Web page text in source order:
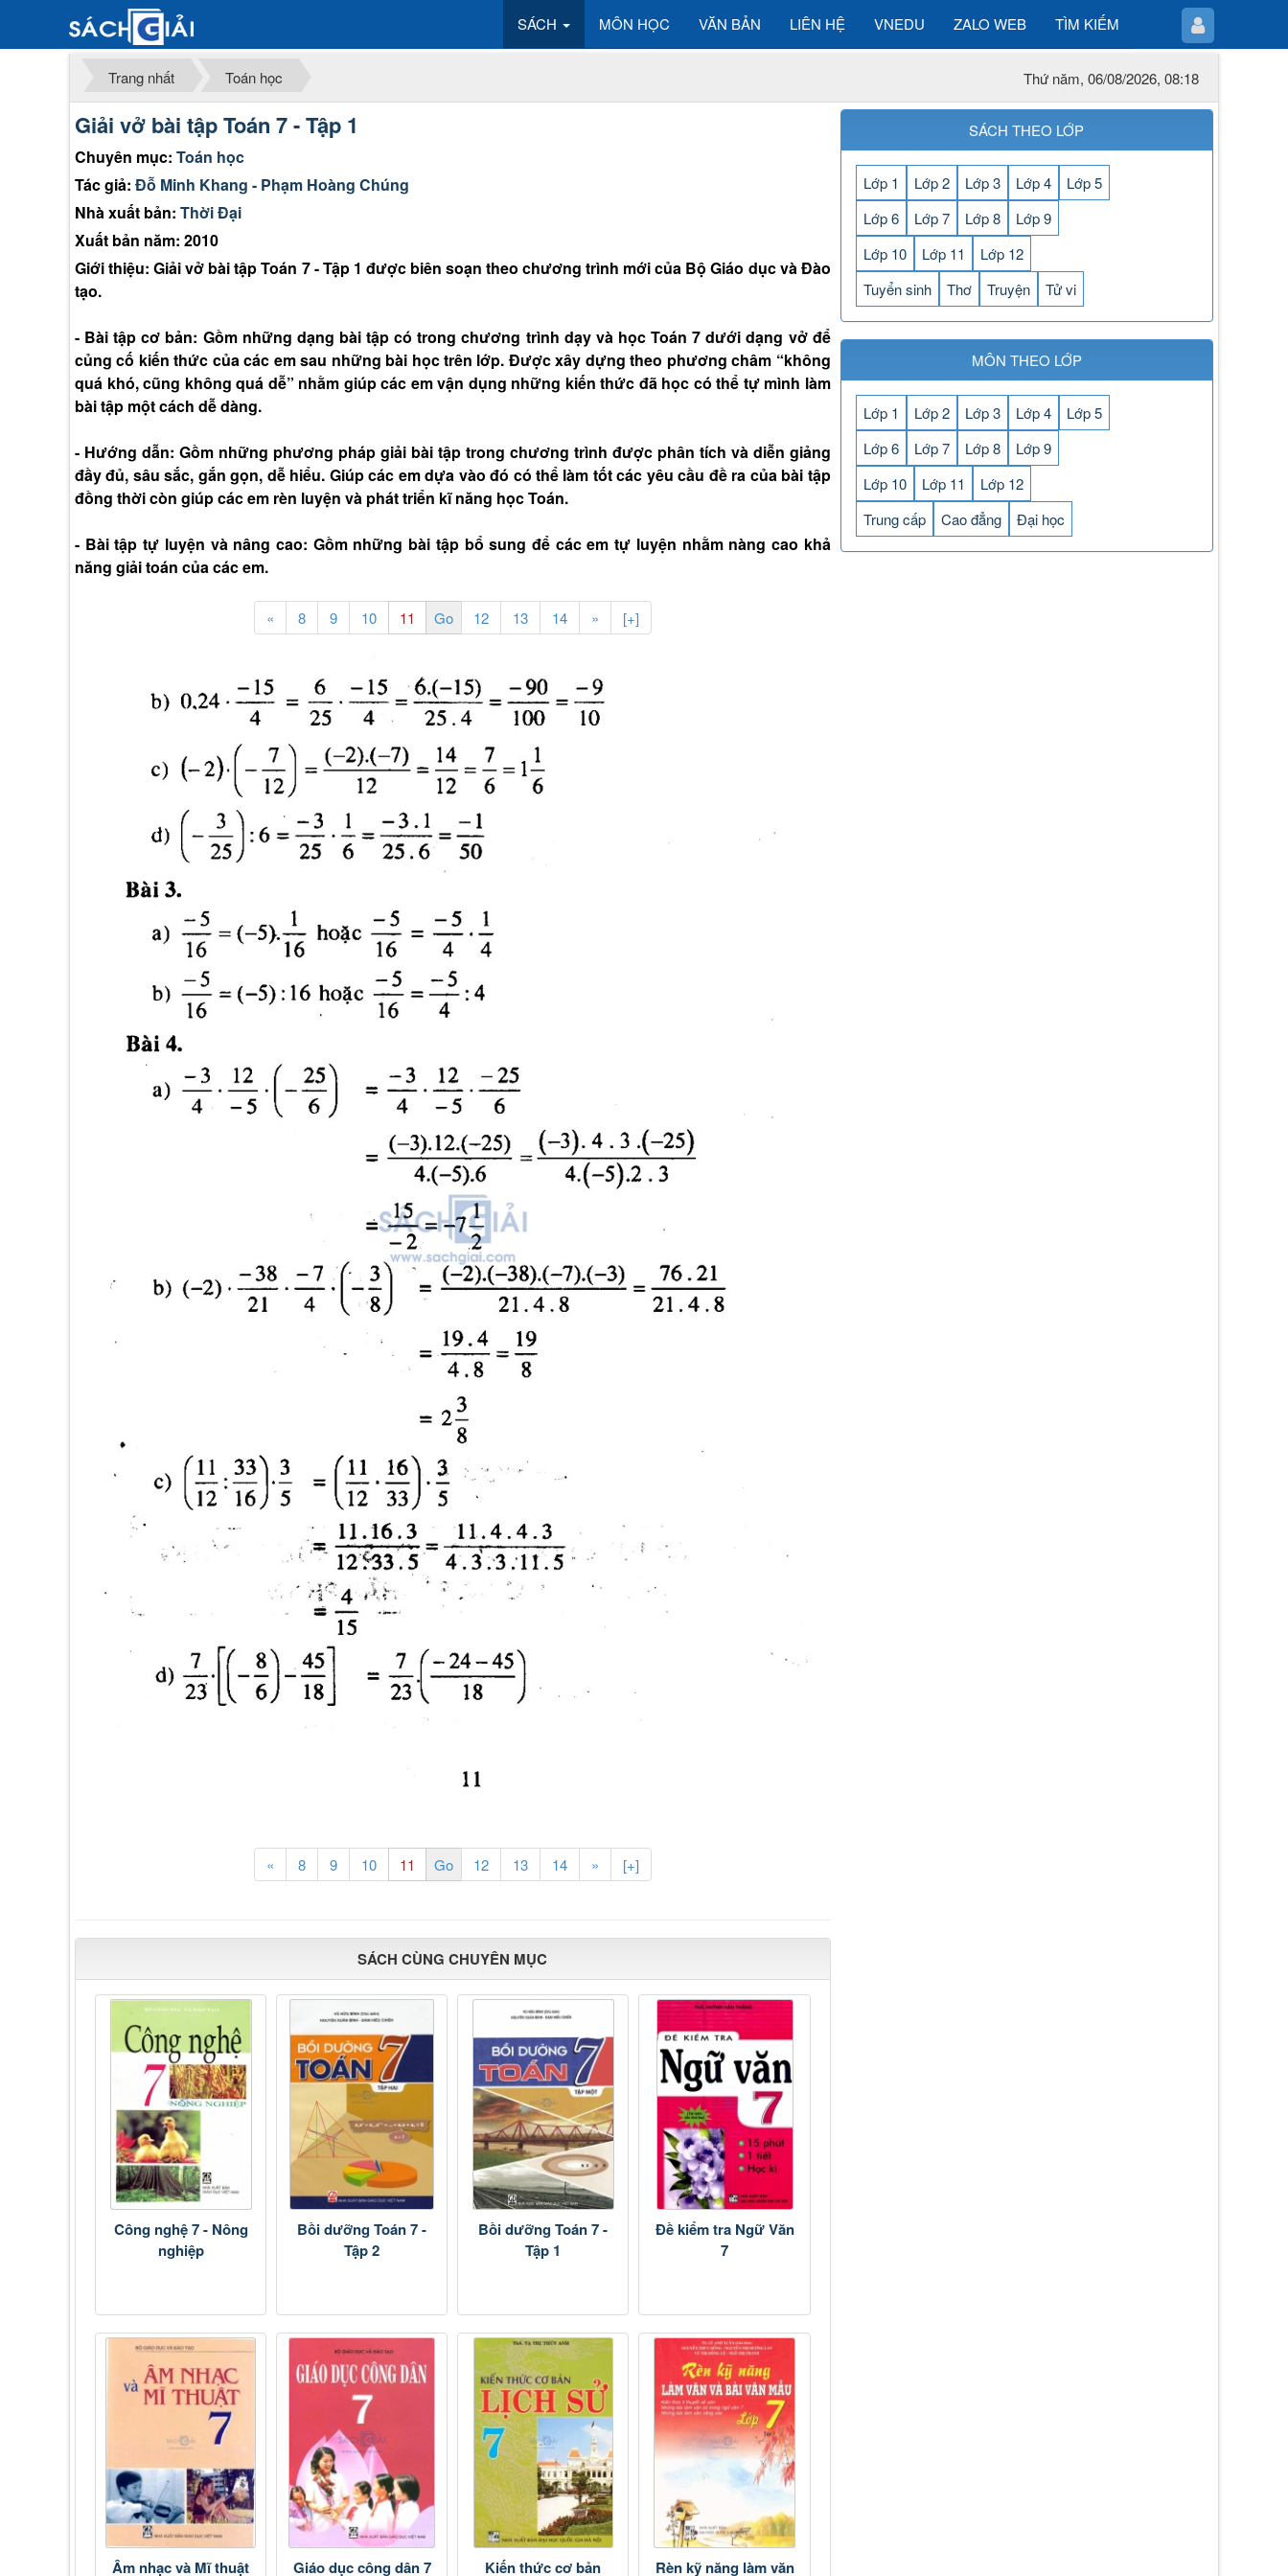
SÁCH MÔN HỌC VĂN BẢN LIÊN HỆ VNEDU ZALO WEB TÌM KIẾM
Trang nhất Toán học Thứ năm, 06/08/2026, 08:18
Giải vở bài tập Toán 7 - Tập 1
Chuyên mục: Toán học
Tác giả: Đỗ Minh Khang - Phạm Hoàng Chúng
Nhà xuất bản: Thời Đại
Xuất bản năm: 2010
Giới thiệu: Giải vở bài tập Toán 7 - Tập 1 được biên soạn theo chương trình mới của Bộ Giáo dục và Đào
tạo.
- Bài tập cơ bản: Gồm những dạng bài tập có trong chương trình dạy và học Toán 7 dưới dạng vở để
củng cố kiến thức của các em sau những bài học trên lớp. Được xây dựng theo phương châm “không
quá khó, cũng không quá dễ” nhằm giúp các em vận dụng những kiến thức đã học có thể tự mình làm
bài tập một cách dễ dàng.
- Hướng dẫn: Gồm những phương pháp giải bài tập trong chương trình được phân tích và diễn giảng
đầy đủ, sâu sắc, gắn gọn, dễ hiểu. Giúp các em dựa vào đó có thể làm tốt các yêu cầu đề ra của bài tập
đồng thời còn giúp các em rèn luyện và phát triển kĩ năng học Toán.
- Bài tập tự luyện và nâng cao: Gồm những bài tập bổ sung để các em tự luyện nhằm nàng cao khả
năng giải toán của các em.
« 8 9 10 12 13 14 » [+]
« 8 9 10 12 13 14 » [+]
SÁCH CÙNG CHUYÊN MỤC
Công nghệ 7 - Nông
nghiệp
Bồi dưỡng Toán 7 -
Tập 2
Bồi dưỡng Toán 7 -
Tập 1
Đề kiểm tra Ngữ Văn
7
Âm nhạc và Mĩ thuật Giáo dục công dân 7 Kiến thức cơ bản Rèn kỹ năng làm văn
SÁCH THEO LỚP
Lớp 1 Lớp 2 Lớp 3 Lớp 4
Lớp 5
Lớp 6
Lớp 7 Lớp 8
Lớp 9
Lớp 10
Lớp 11
Lớp 12
Tuyển sinh
Thơ Truyện Tử vi
MÔN THEO LỚP
Lớp 1 Lớp 2 Lớp 3 Lớp 4
Lớp 5
Lớp 6
Lớp 7 Lớp 8
Lớp 9
Lớp 10
Lớp 11
Lớp 12
Trung cấp
Cao đẳng Đại học